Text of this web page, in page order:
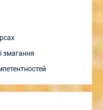
змагання